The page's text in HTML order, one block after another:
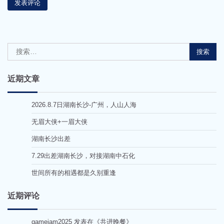
索：
近期文章
2026.8.7日湖南长沙-广州，人山人海
无眉大侠+一眉大侠
湖南长沙出差
7.29出差湖南长沙，对接湖南中石化
世间所有的相遇都是久别重逢
近期评论
gamejam2025 发表在《共进晚餐》